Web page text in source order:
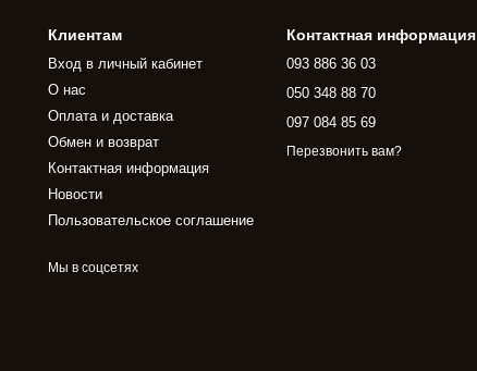
Клиентам
Вход в личный кабинет
О нас
Оплата и доставка
Обмен и возврат
Контактная информация
Новости
Пользовательское соглашение
Мы в соцсетях
Контактная информация
093 886 36 03
050 348 88 70
097 084 85 69
Перезвонить вам?